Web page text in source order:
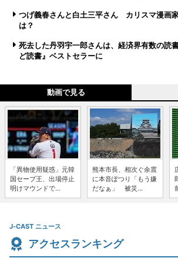
つげ義春さんと白土三平さん カリスマ漫画
は？
死去した丹羽宇一郎さんは、経済界有数の
ど読書』ベストセラーに
動画で見る
「異物使用疑惑」元韓
国セーブ王、出場停止
明けマウンドで...
熊本市長、相次ぐ余震
に本音ぽつり「もう嫌
だなぁ」 被災...
J-CAST ニュース
アクセスランキング